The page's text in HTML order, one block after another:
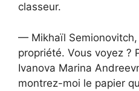
classeur.
— Mikhaïl
propriété. Vous voyez ?
Ivanova Marina
montrez-moi le papier